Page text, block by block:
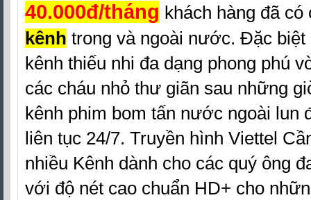
40.000đ/tháng khách hàng đã
kênh trong và ngoài nước. Đặc biệt
kênh thiếu nhi đa dạng phong phú
các cháu nhỏ thư giãn sau những
kênh phim bom tấn nước ngoài lun
liên tục 24/7. Truyền hình Viettel
nhiều Kênh dành cho các quý ông
với độ nét cao chuẩn HD+ cho